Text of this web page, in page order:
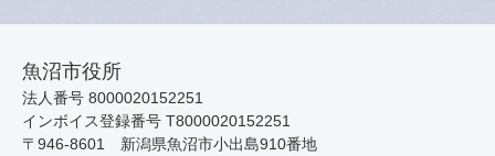
魚沼市役所
法人番号 8000020152251
インボイス登録番号 T8000020152251
〒946-8601 新潟県魚沼市小出島910番地